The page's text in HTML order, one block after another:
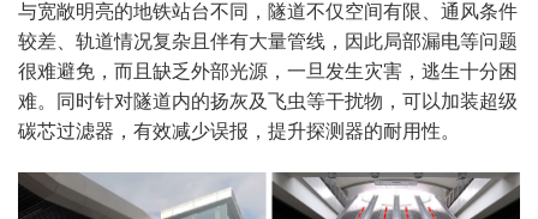
与宽敞明亮的地铁站台不同，隧道不仅空间有限、通风条件
较差、轨道情况复杂且伴有大量管线，因此局部漏电等问题
很难避免，而且缺乏外部光源，一旦发生灾害，逃生十分困
难。同时针对隧道内的扬灰及飞虫等干扰物，可以加装超级
碳芯过滤器，有效减少误报，提升探测器的耐用性。